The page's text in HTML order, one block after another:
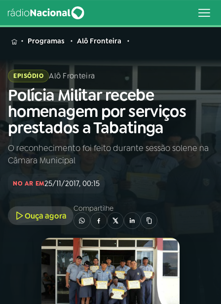
MENU
Buscar
na
Rádio
Nacional
Buscar
AO VIVO
INÍCIO
A RÁDIO
PROGRAMAÇÃO
PROGRAMAS
Programas Alô Fronteira
EPISÓDIO Alô Fronteira
Polícia Militar recebe
homenagem por serviços
prestados a Tabatinga
O reconhecimento foi feito durante sessão solene na
Câmara Municipal
NO AR EM25/11/2017, 00:15
Ouça agora
Compartilhe